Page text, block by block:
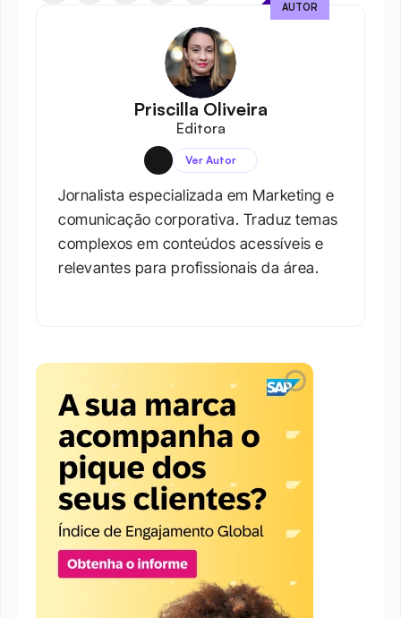
Priscilla Oliveira
Editora
Ver Autor
Jornalista especializada em Marketing e
comunicação corporativa. Traduz temas
complexos em conteúdos acessíveis e
relevantes para profissionais da área.​
AUTOR